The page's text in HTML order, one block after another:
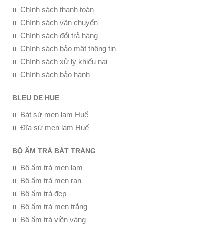
Chính sách thanh toán
Chính sách vận chuyển
Chính sách đổi trả hàng
Chính sách bảo mật thông tin
Chính sách xử lý khiếu nại
Chính sách bảo hành
BLEU DE HUE
Bát sứ men lam Huế
Đĩa sứ men lam Huế
BỘ ẤM TRÀ BÁT TRÀNG
Bộ ấm trà men lam
Bộ ấm trà men rạn
Bộ ấm trà đẹp
Bộ ấm trà men trắng
Bộ ấm trà viền vàng